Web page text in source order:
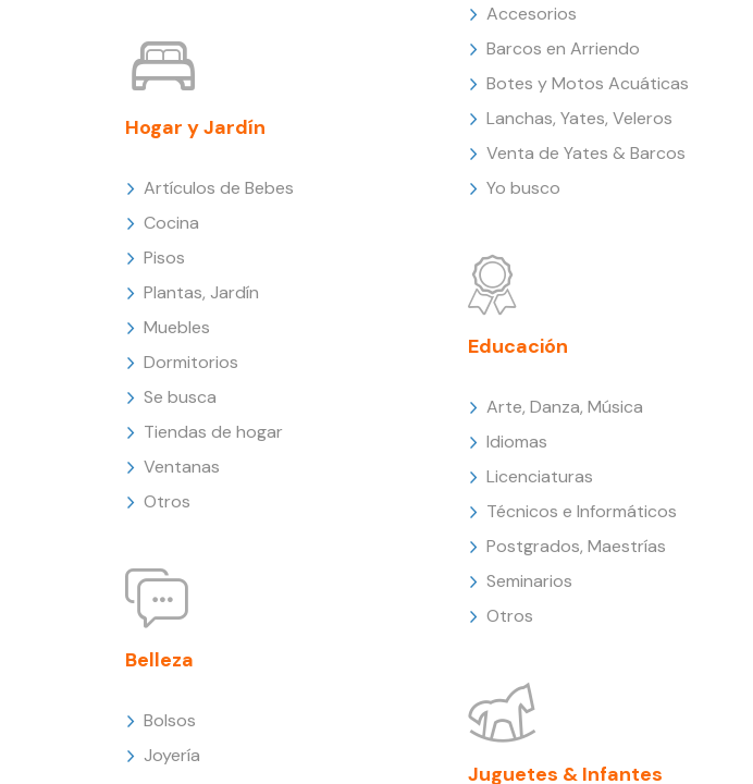
Hogar y Jardín
Artículos de Bebes
Cocina
Pisos
Plantas, Jardín
Muebles
Dormitorios
Se busca
Tiendas de hogar
Ventanas
Otros
Belleza
Bolsos
Joyería
Accesorios
Barcos en Arriendo
Botes y Motos Acuáticas
Lanchas, Yates, Veleros
Venta de Yates & Barcos
Yo busco
Educación
Arte, Danza, Música
Idiomas
Licenciaturas
Técnicos e Informáticos
Postgrados, Maestrías
Seminarios
Otros
Juguetes & Infantes